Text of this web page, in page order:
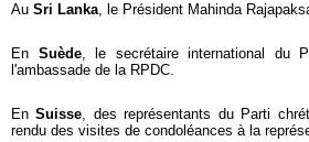
Au Sri Lanka, le Président Mahinda
En Suède, le secrétaire international du
l'ambassade de la RPDC.
EnSuisse, des représentants du Parti
rendu des visites de condoléances à la